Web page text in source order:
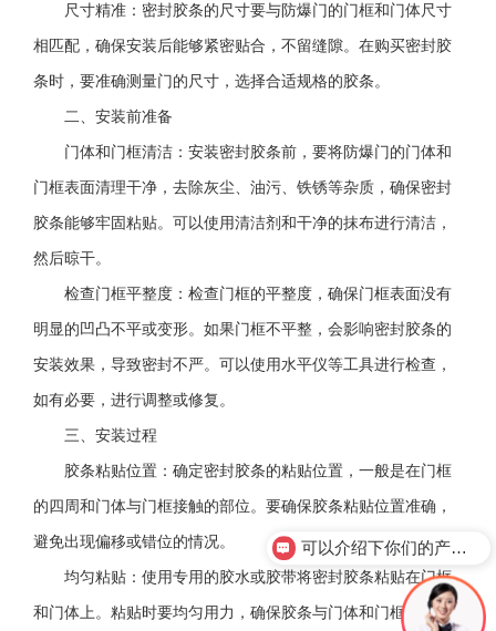
尺寸精准：密封胶条的尺寸要与防爆门的门框和门体尺寸
相匹配，确保安装后能够紧密贴合，不留缝隙。在购买密封胶
条时，要准确测量门的尺寸，选择合适规格的胶条。
二、安装前准备
门体和门框清洁：安装密封胶条前，要将防爆门的门体和
门框表面清理干净，去除灰尘、油污、铁锈等杂质，确保密封
胶条能够牢固粘贴。可以使用清洁剂和干净的抹布进行清洁，
然后晾干。
检查门框平整度：检查门框的平整度，确保门框表面没有
明显的凹凸不平或变形。如果门框不平整，会影响密封胶条的
安装效果，导致密封不严。可以使用水平仪等工具进行检查，
如有必要，进行调整或修复。
三、安装过程
胶条粘贴位置：确定密封胶条的粘贴位置，一般是在门框
的四周和门体与门框接触的部位。要确保胶条粘贴位置准确，
避免出现偏移或错位的情况。
均匀粘贴：使用专用的胶水或胶带将密封胶条粘贴在门框
和门体上。粘贴时要均匀用力，确保胶条与门体和门框紧密贴
可以介绍下你们的产品么？